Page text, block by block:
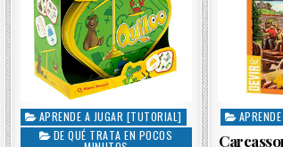
P
APRENDE A JUGAR [TUTORIAL]
DE QUÉ TRATA EN POCOS
P
o